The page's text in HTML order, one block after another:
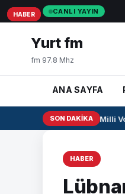
CANLI YAYIN
Yurt fm
fm 97.8 Mhz
ANA SAYFA
SON DAKIKA
🏐 U17 Erkek Milli
HABER
HABER
HABER
HABER